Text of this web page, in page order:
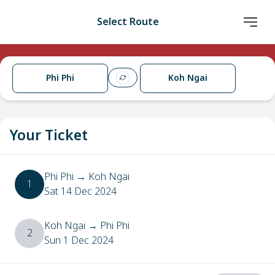
Select Route
Phi Phi Koh Ngai
Your Ticket
1 Phi Phi → Koh Ngai
Sat 14 Dec 2024
2 Koh Ngai → Phi Phi
Sun 1 Dec 2024